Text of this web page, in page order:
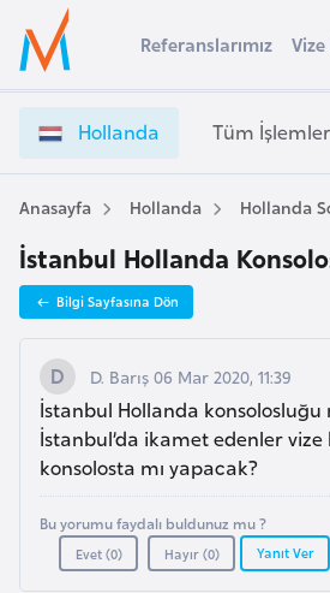
Ülke Seçimi
Başvuru yapmak istediğiniz ülkeyi seçin
Üye
Girişi
o
l
a
n
a
V
i
z
e
İ
ş
l
e
m
l
e
Referanslarımız
Hollanda Tüm İşlemler
Anasayfa Hollanda Hollanda
İstanbul Hollanda
Bilgi Sayfasına Dön
D. Barış 06 Mar 2020, 11:39
İstanbul Hollanda konsolosluğu
İstanbul’da ikamet edenler vize
konsolosta mı yapacak?
Bu yorumu faydalı buldunuz mu ?
Evet (0) Hayır (0) Yanıt Ver
s
t
r
a
A
u
s
t
u
y